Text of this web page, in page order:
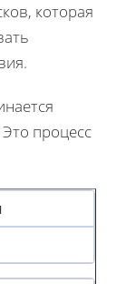
которая
процесс